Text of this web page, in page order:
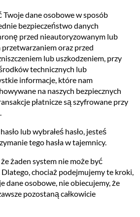
dane osobowe w sposób
bezpieczeństwo danych
przed nieautoryzowanym lub
oraz przed
lub uszkodzeniem, przy
technicznych lub
informacje, które nam
na naszych bezpiecznych
płatnicze są szyfrowane przy
lub wybrałeś hasło, jesteś
tego hasła w tajemnicy.
żaden system nie może być
Dlatego, chociaż podejmujemy te kroki,
dane osobowe, nie obiecujemy, że
pozostaną całkowicie